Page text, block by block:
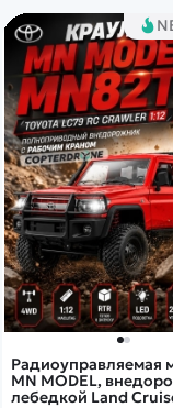
Радиоуправляемая
MN MODEL,
лебедкой Land